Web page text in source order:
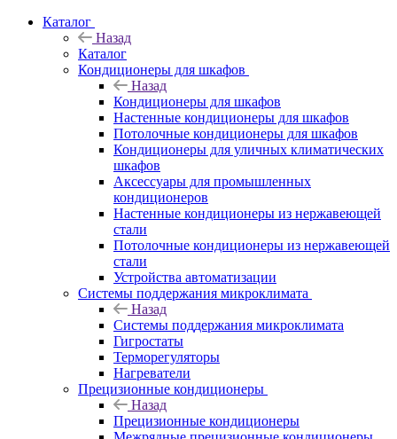
Каталог
Назад
Каталог
Кондиционеры для шкафов
Назад
Кондиционеры для шкафов
Настенные кондиционеры для шкафов
Потолочные кондиционеры для шкафов
Кондиционеры для уличных климатических
шкафов
Аксессуары для промышленных
кондиционеров
Настенные кондиционеры из нержавеющей
стали
Потолочные кондиционеры из нержавеющей
стали
Устройства автоматизации
Системы поддержания микроклимата
Назад
Системы поддержания микроклимата
Гигростаты
Терморегуляторы
Нагреватели
Прецизионные кондиционеры
Назад
Прецизионные кондиционеры